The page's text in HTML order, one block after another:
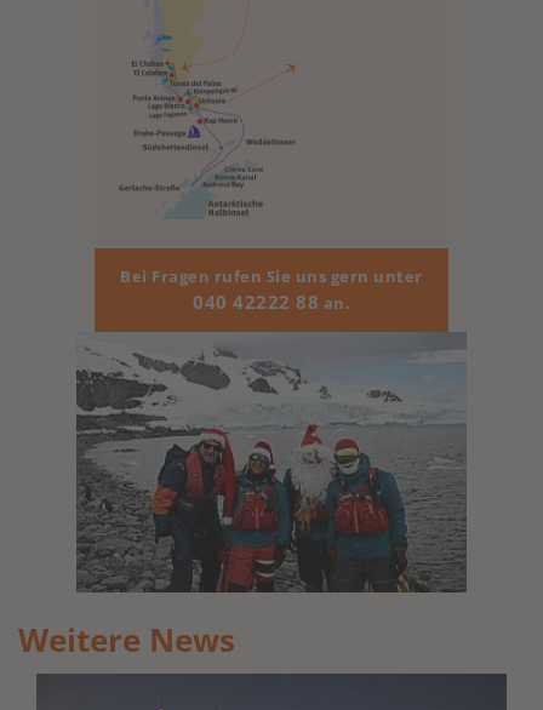
Bei Fragen rufen Sie uns gern unter
040 42222 88 an.
Weitere News